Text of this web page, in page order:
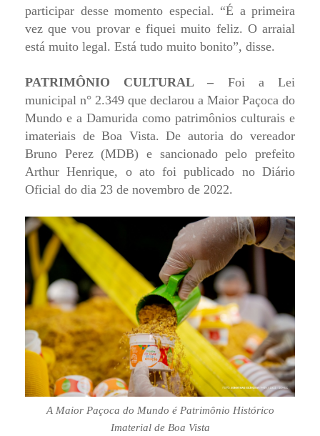
participar desse momento especial. “É a primeira
vez que vou provar e fiquei muito feliz. O arraial
está muito legal. Está tudo muito bonito”, disse.
PATRIMÔNIO CULTURAL – Foi a Lei
municipal n° 2.349 que declarou a Maior Paçoca do
Mundo e a Damurida como patrimônios culturais e
imateriais de Boa Vista. De autoria do vereador
Bruno Perez (MDB) e sancionado pelo prefeito
Arthur Henrique, o ato foi publicado no Diário
Oficial do dia 23 de novembro de 2022.
A Maior Paçoca do Mundo é Patrimônio Histórico
Imaterial de Boa Vista